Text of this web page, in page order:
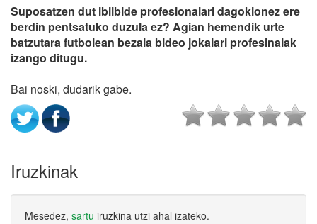
Suposatzen dut ibilbide profesionalari dagokionez ere
berdin pentsatuko duzula ez? Agian hemendik urte
batzutara futbolean bezala bideo jokalari profesinalak
izango ditugu.
Bai noski, dudarik gabe.
Iruzkinak
Mesedez, sartu iruzkina utzi ahal izateko.